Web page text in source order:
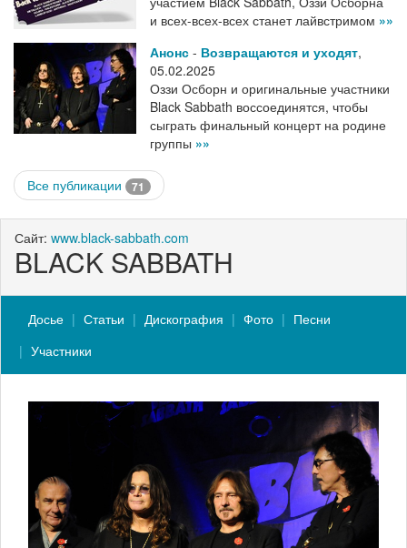
и всех-всех-всех станет лайвстримом »»
Анонс - Возвращаются и уходят,
05.02.2025
Оззи Осборн и оригинальные участники
Black Sabbath воссоединятся, чтобы
сыграть финальный концерт на родине
группы »»
Все публикации 71
Сайт: www.black-sabbath.com
BLACK SABBATH
Досье Статьи Дискография Фото
Песни
Участники